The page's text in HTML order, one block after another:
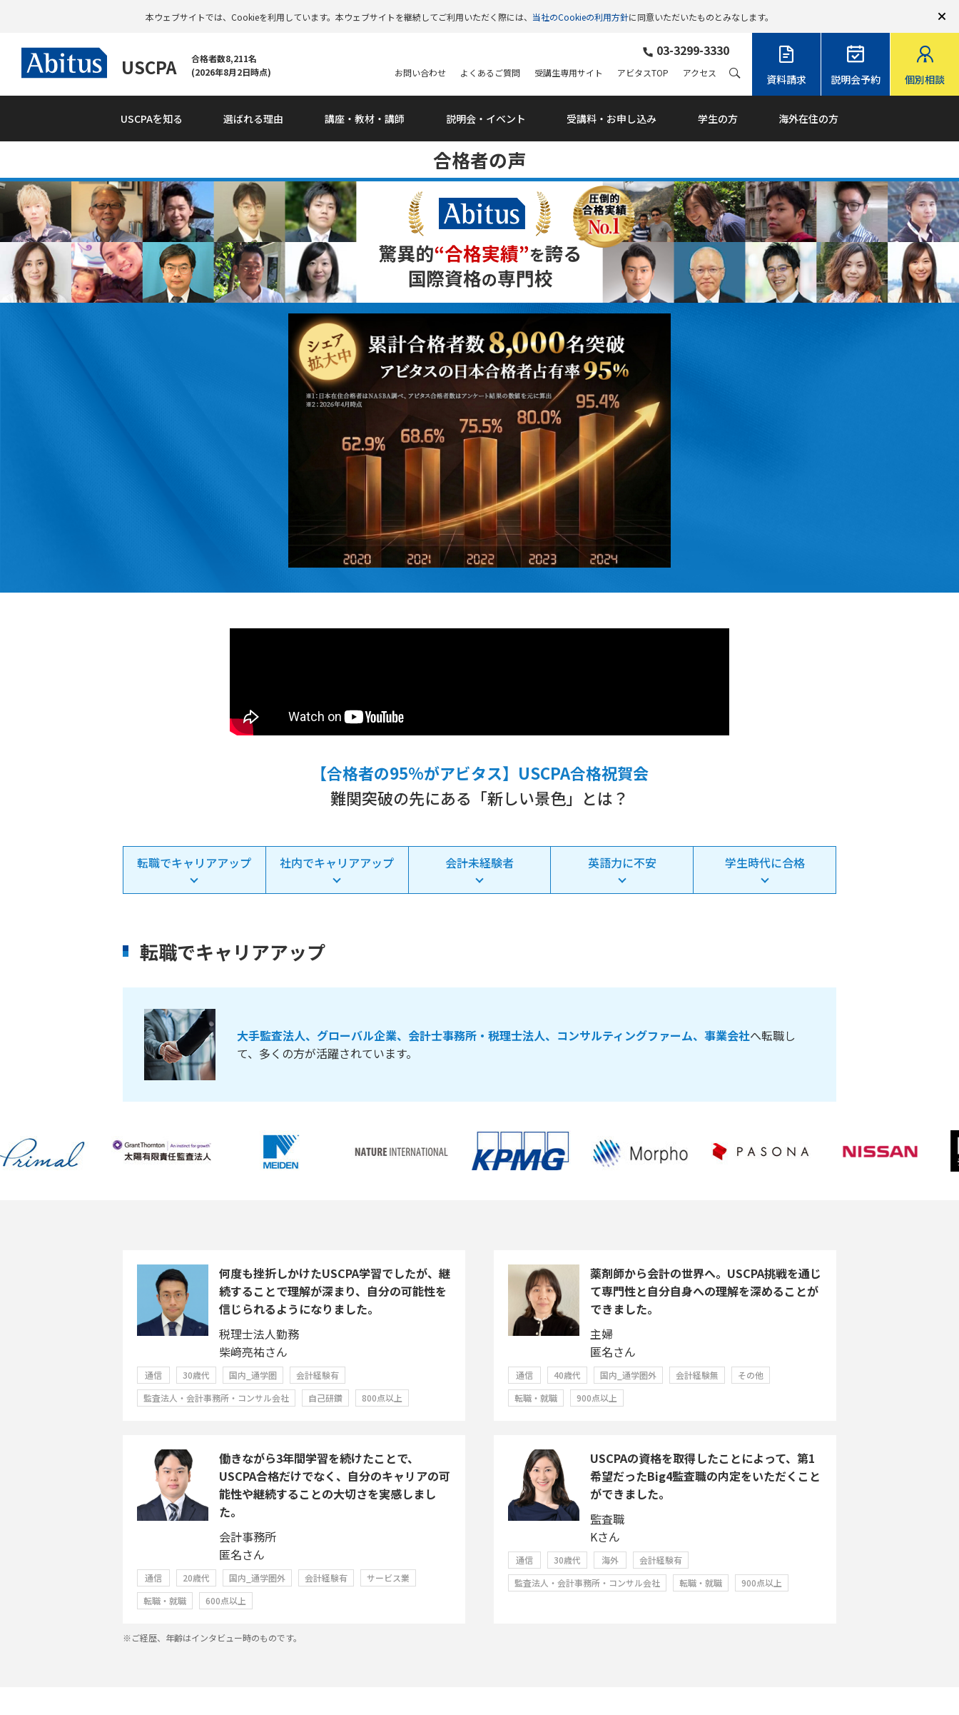
本ウェブサイトでは、Cookieを利用しています。本ウェブサイトを継続してご利用いただく際には、 当社のCookieの利用方針に同意いただいたものとみなします。
USCPA
合格者数8,211名
(2026年8月2日時点)
資料請求 説明会予約 個別相談
03-3299-3330
USCPAを知る 選ばれる理由 講座・教材・講師 説明会・ イベント 受講料・ お申し込み 学生の方 海外在住の方
お問い合わせ よくあるご質問 受講生専用サイト アビタスTOP アクセス
合格者の声
【合格者の95%がアビタス】USCPA合格祝賀会
難関突破の先にある「新しい景色」とは？
転職でキャリアアップ 社内でキャリアアップ 会計未経験者 英語力に不安 学生時代に合格
転職でキャリアアップ
大手監査法人、グローバル企業、会計士事務所・税理士法人、コンサルティングファーム、事業会社へ転職し
て、多くの方が活躍されています。
何度も挫折しかけたUSCPA学習でしたが、継
続することで理解が深まり、自分の可能性を
信じられるようになりました。
税理士法人勤務
柴﨑亮祐さん
通信 30歳代 国内_通学圏
会計経験有
監査法人・会計事務所・コンサル会社
自己研鑽 800点以上
薬剤師から会計の世界へ。USCPA挑戦を通じ
て専門性と自分自身への理解を深めることが
できました。
主婦
匿名さん
通信 40歳代 国内_通学圏外 会計経験無
その他
転職・就職
900点以上
働きながら3年間学習を続けたことで、
USCPA合格だけでなく、自分のキャリアの可
能性や継続することの大切さを実感しまし
た。
会計事務所
匿名さん
通信 20歳代 国内_通学圏外 会計経験有
サービス業
転職・就職
600点以上
USCPAの資格を取得したことによって、第1
希望だったBig4監査職の内定をいただくこと
ができました。
監査職
Kさん
通信 30歳代 海外
会計経験有
監査法人・会計事務所・コンサル会社
転職・就職 900点以上
※ご経歴、年齢はインタビュー時のものです。